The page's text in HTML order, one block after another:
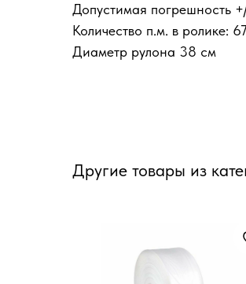
Допустимая погрешность
Количество п.м. в ролике:
Диаметр рулона 38 см
Другие товары из